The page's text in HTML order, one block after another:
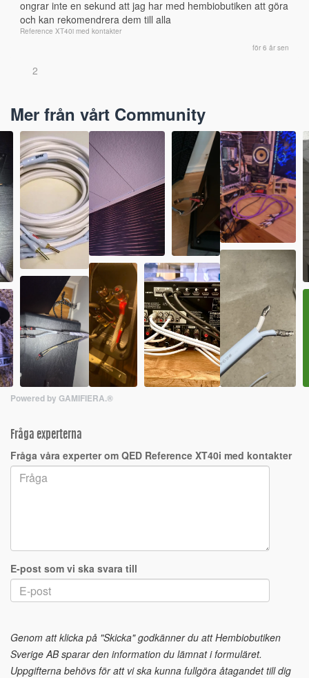
ongrar inte en sekund att jag har med hembiobutiken att göra
och kan rekomendrera dem till alla
Reference XT40i med kontakter
för 6 år sen
2
Mer från vårt Community
Powered by GAMIFIERA.®
Fråga experterna
Fråga våra experter om QED Reference XT40i med kontakter
E-post som vi ska svara till
Genom att klicka på "Skicka" godkänner du att Hembiobutiken
Sverige AB sparar den information du lämnat i formuläret.
Uppgifterna behövs för att vi ska kunna fullgöra åtagandet till dig